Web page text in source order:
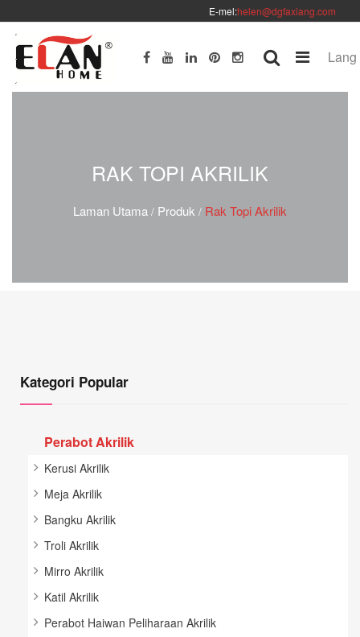
E-mel:helen@dgfaxiang.com
Lang
RAK TOPI AKRILIK
Laman Utama / Produk / Rak Topi Akrilik
Kategori Popular
Perabot Akrilik
Kerusi Akrilik
Meja Akrilik
Bangku Akrilik
Troli Akrilik
Mirro Akrilik
Katil Akrilik
Perabot Haiwan Peliharaan Akrilik